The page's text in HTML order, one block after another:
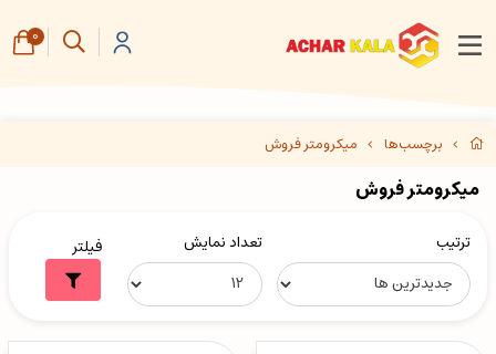
برچسب‌ها میکرومتر فروش
میکرومتر فروش
ترتیب تعداد نمایش فیلتر
0